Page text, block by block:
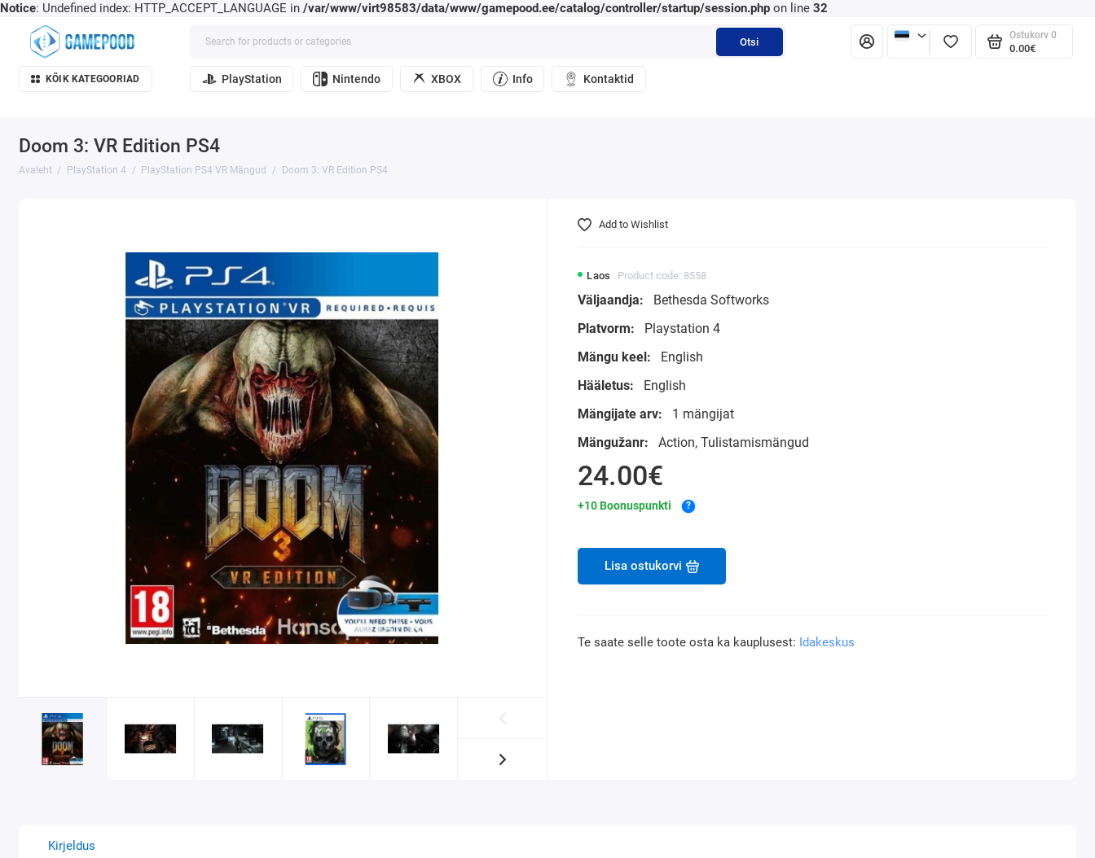
Notice: Undefined index: HTTP_ACCEPT_LANGUAGE in /var/www/virt98583/data/www/gamepood.ee/catalog/controller/startup/session.php on line 32
Otsi
Ostukorv 0
0.00€
KÕIK KATEGOORIAD PlayStation Nintendo XBOX Info Kontaktid
Doom 3: VR Edition PS4
Avaleht PlayStation 4 PlayStation PS4 VR Mängud Doom 3: VR Edition PS4
Laos Product code: 8558
Väljaandja:
Bethesda Softworks
Platvorm:
Playstation 4
Mängu keel:
English
Hääletus:
English
Mängijate arv:
1 mängijat
Mängužanr:
Action, Tulistamismängud
24.00€
+10 Boonuspunkti ?
Lisa ostukorvi
Add to Wishlist
Te saate selle toote osta ka kauplusest: Idakeskus
Kirjeldus